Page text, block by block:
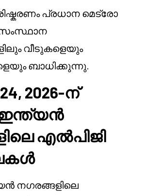
പ്രധാന മെട്രോ
സംസ്ഥാന
വീടുകളെയും
ബാധിക്കുന്നു.
2026-ന്
എൽപിജി
നഗരങ്ങളിലെ